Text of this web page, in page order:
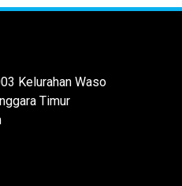
Kelurahan Waso
Timur